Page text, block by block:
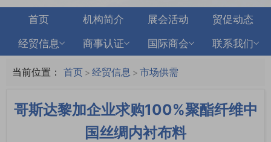
首页 机构简介 展会活动
贸促动态
经贸信息
商事认证 国际商会 联系我们
当前位置： 首页 > 经贸信息 > 市场供需
哥斯达黎加企业求购100%聚酯纤维中
国丝绸内衬布料